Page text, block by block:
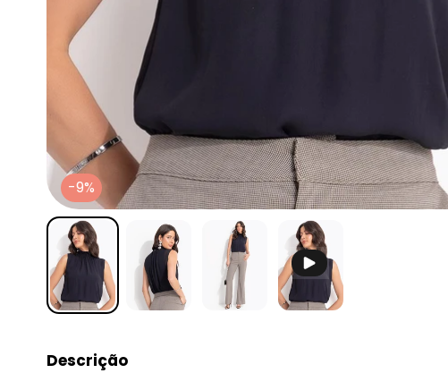
-9%
Descrição